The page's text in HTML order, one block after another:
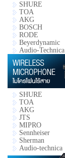
SHURE
TOA
AKG
BOSCH
RODE
Beyerdynamic
Audio-Technica
SHURE
TOA
AKG
JTS
MIPRO
Sennheiser
Sherman
Audio-technica